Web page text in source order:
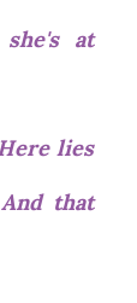
at
lies
that